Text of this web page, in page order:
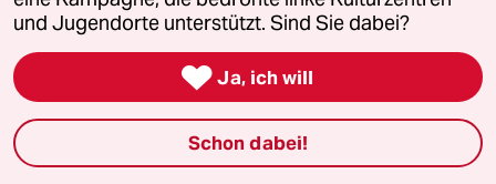
Parteien haben ihre Arbeiter- bis
Klimaschutzherkunft mittlerweile
nicht nur verkauft. Sondern sind aktiv
beteiligt das genaue Gegenteil zu
und Jugendorte unterstützt. Sind Sie dabei?
 Ja, ich will
Schon dabei!